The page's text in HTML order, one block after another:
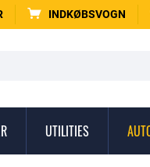
INDKØBSVOGN
UTILITIES